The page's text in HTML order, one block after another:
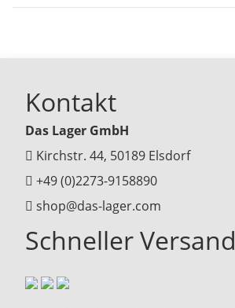
Kontakt
Das Lager GmbH
Kirchstr. 44, 50189 Elsdorf
+49 (0)2273-9158890
shop@das-lager.com
Schneller Versand